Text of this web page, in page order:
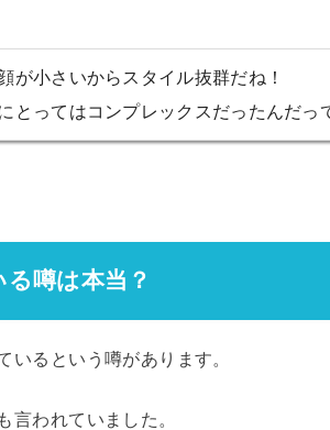
が小さいからスタイル抜群だね！
とってはコンプレックスだったんだっ
噂は本当？
いるという噂があります。
言われていました。